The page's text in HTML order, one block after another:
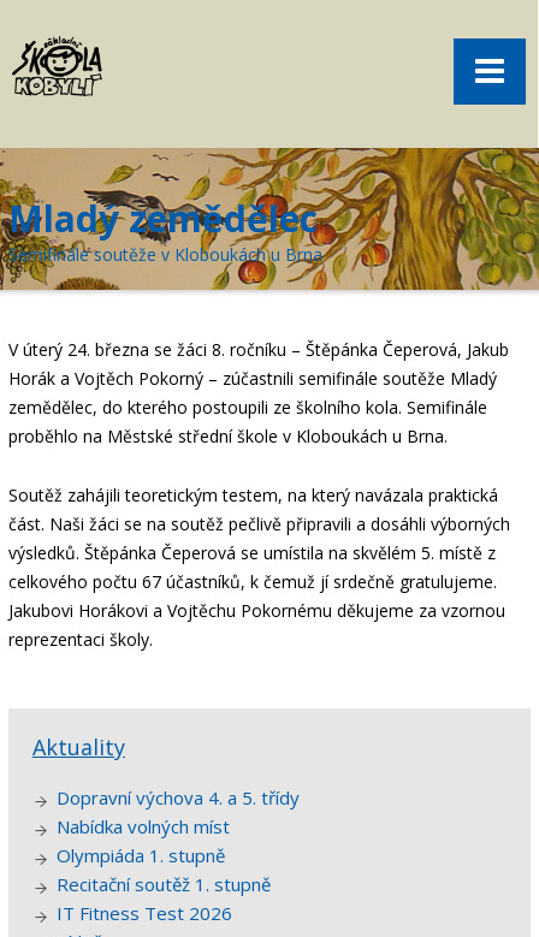
Aktuality
Volný čas
Kontakt
žákovská knížka
objednání obědů
Menu
Mladý zemědělec
Semifinále soutěže v Kloboukách u Brna
V úterý 24. března se žáci 8. ročníku – Štěpánka Čeperová, Jakub
Horák a Vojtěch Pokorný – zúčastnili semifinále soutěže Mladý
zemědělec, do kterého postoupili ze školního kola. Semifinále
proběhlo na Městské střední škole v Kloboukách u Brna.
Soutěž zahájili teoretickým testem, na který navázala praktická
část. Naši žáci se na soutěž pečlivě připravili a dosáhli výborných
výsledků. Štěpánka Čeperová se umístila na skvělém 5. místě z
celkového počtu 67 účastníků, k čemuž jí srdečně gratulujeme.
Jakubovi Horákovi a Vojtěchu Pokornému děkujeme za vzornou
reprezentaci školy.
Aktuality
Dopravní výchova 4. a 5. třídy
Nabídka volných míst
Olympiáda 1. stupně
Recitační soutěž 1. stupně
IT Fitness Test 2026